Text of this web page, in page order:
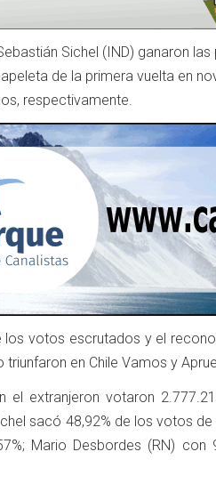
Sichel (IND) ganaron
de la primera vuelta en
respectivamente.
los votos escrutados y el
triunfaron en Chile Vamos y
el extranjeron votaron
sacó 48,92% de los votos
Mario Desbordes (RN)